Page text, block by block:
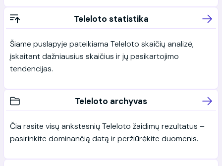
Teleloto statistika
Šiame puslapyje pateikiama Teleloto skaičių analizė,
įskaitant dažniausius skaičius ir jų pasikartojimo
tendencijas.
Teleloto archyvas
Čia rasite visų ankstesnių Teleloto žaidimų rezultatus –
pasirinkite dominančią datą ir peržiūrėkite duomenis.